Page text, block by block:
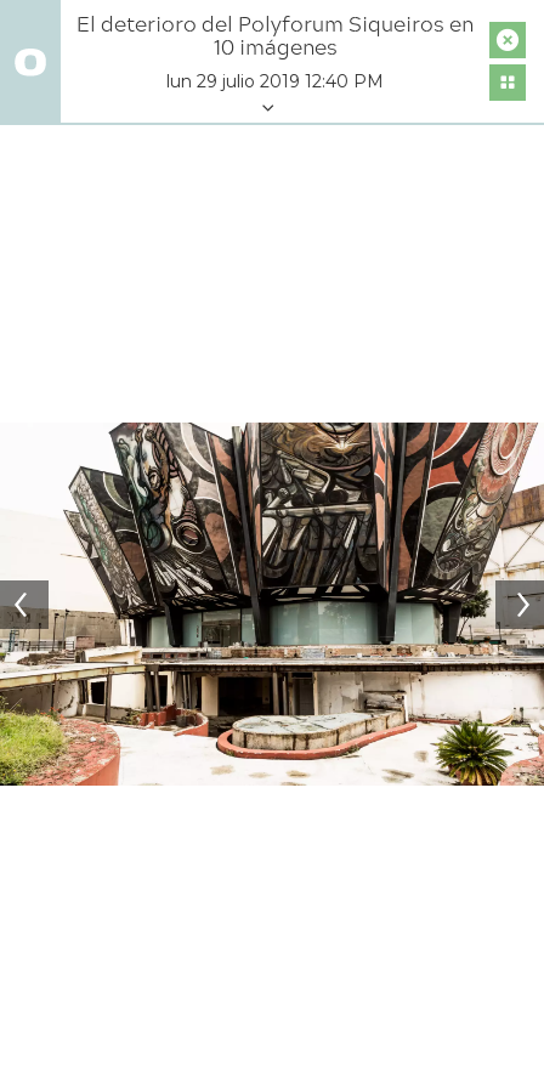
El deterioro del Polyforum Siqueiros en
10 imágenes
lun 29 julio 2019 12:40 PM